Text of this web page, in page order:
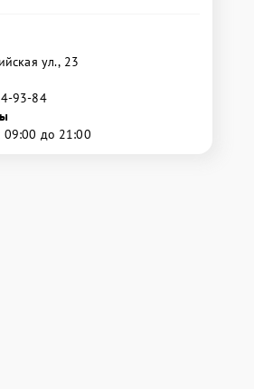
ул., 23
93-84
09:00 до 21:00